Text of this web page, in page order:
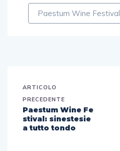
Paestum Wine Festival
ARTICOLO
PRECEDENTE
Paestum Wine Fe
stival: sinestesie
a tutto tondo